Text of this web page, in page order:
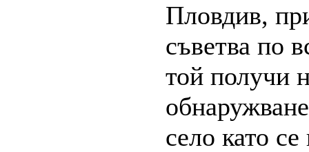
Пловдив,
съветва по
той получи
село като